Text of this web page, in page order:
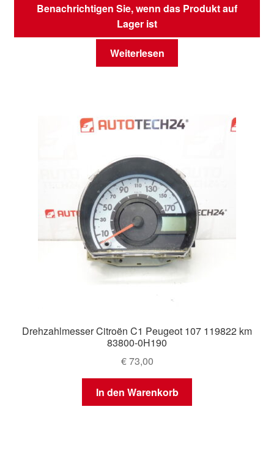
Benachrichtigen Sie, wenn das Produkt auf
Lager ist
Weiterlesen
Drehzahlmesser Citroën C1 Peugeot 107 119822 km
83800-0H190
€73,00
In den Warenkorb